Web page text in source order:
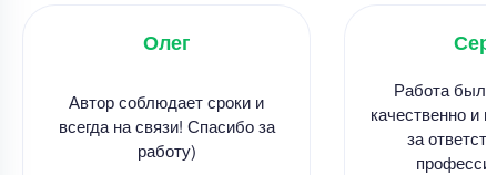
Олег
Автор соблюдает сроки и
всегда на связи! Спасибо за
работу)
Работа
качественно и
за